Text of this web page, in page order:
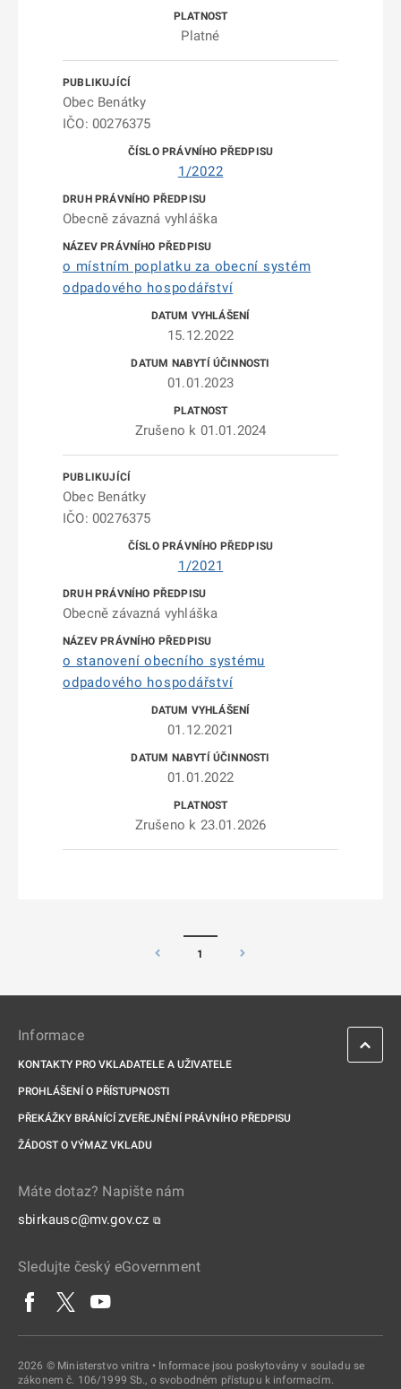
Platné
Obec Benátky
IČO: 00276375
1/2022
Obecně závazná vyhláška
o místním poplatku za obecní systém
odpadového hospodářství
15.12.2022
01.01.2023
Zrušeno k 01.01.2024
Obec Benátky
IČO: 00276375
1/2021
Obecně závazná vyhláška
o stanovení obecního systému
odpadového hospodářství
01.12.2021
01.01.2022
Zrušeno k 23.01.2026
1
Informace
KONTAKTY PRO VKLADATELE A UŽIVATELE
PROHLÁŠENÍ O PŘÍSTUPNOSTI
PŘEKÁŽKY BRÁNÍCÍ ZVEŘEJNĚNÍ PRÁVNÍHO PŘEDPISU
ŽÁDOST O VÝMAZ VKLADU
Máte dotaz? Napište nám
sbirkausc@mv.gov.cz ⧉
Sledujte český eGovernment
2026 © Ministerstvo vnitra • Informace jsou poskytovány v souladu se
zákonem č. 106/1999 Sb., o svobodném přístupu k informacím.